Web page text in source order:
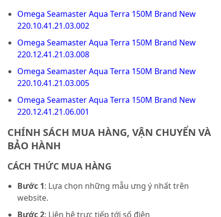
Omega Seamaster Aqua Terra 150M Brand New
220.10.41.21.03.002
Omega Seamaster Aqua Terra 150M Brand New
220.12.41.21.03.008
Omega Seamaster Aqua Terra 150M Brand New
220.10.41.21.03.005
Omega Seamaster Aqua Terra 150M Brand New
220.12.41.21.06.001
CHÍNH SÁCH MUA HÀNG, VẬN CHUYỂN VÀ
BẢO HÀNH
CÁCH THỨC MUA HÀNG
Bước 1: Lựa chọn những mẫu ưng ý nhất trên
website.
Bước 2: Liên hệ trực tiếp tới số điện